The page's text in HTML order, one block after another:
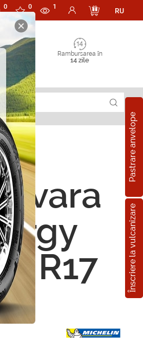
0 0 1
RU
Rambursarea în
14 zile
Pastrare anvelope
Înscriere la vulcanizare
vara
R17